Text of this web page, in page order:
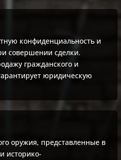
конфиденциальность и
совершении сделки.
гражданского и
юридическую
оружия, представленные в
историко-